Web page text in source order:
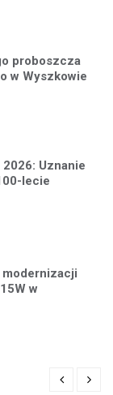
proboszcza
w Wyszkowie
Uznanie
lecie
modernizacji
w